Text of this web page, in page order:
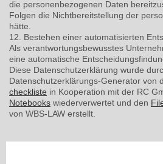
die personenbezogenen Daten
Folgen die Nichtbereitstellung der
hätte.
12. Bestehen einer automatisierten
Als verantwortungsbewusstes
eine automatische
Diese Datenschutzerklärung wurde
Datenschutzerklärungs-Generator von
checkliste in Kooperation mit der RC
Notebooks wiederverwertet und den
von WBS-LAW erstellt.